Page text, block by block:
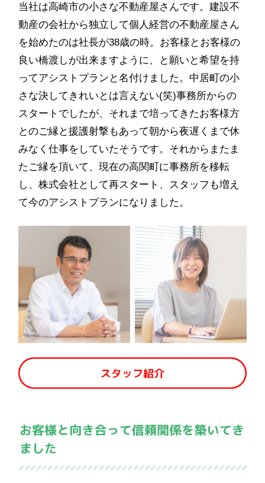
当社は高崎市の小さな不動産屋さんです。建設不
動産の会社から独立して個人経営の不動産屋さん
を始めたのは社長が38歳の時。お客様とお客様の
良い橋渡しが出来ますように、と願いと希望を持
ってアシストプランと名付けました。中居町の小
さな決してきれいとは言えない(笑)事務所からの
スタートでしたが、それまで培ってきたお客様方
とのご縁と援護射撃もあって朝から夜遅くまで休
みなく仕事をしていたそうです。それからまたま
たご縁を頂いて、現在の高関町に事務所を移転
し、株式会社として再スタート、スタッフも増え
て今のアシストプランになりました。